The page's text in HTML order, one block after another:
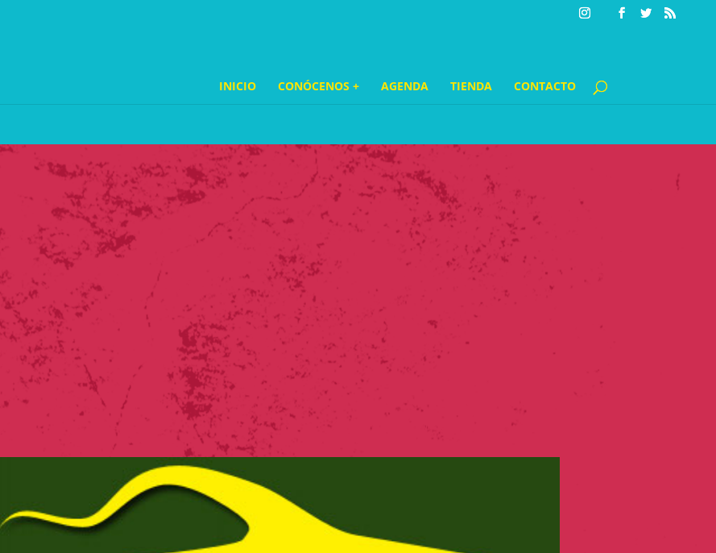
INICIO CONÓCENOS + AGENDA TIENDA CONTACTO